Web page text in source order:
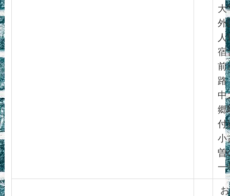
大
外
人
宿
前
路
中
郷
付
小
曽
一
お